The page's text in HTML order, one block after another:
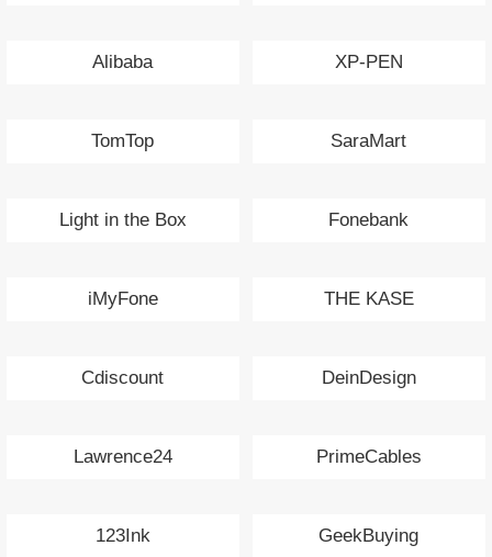
Alibaba XP-PEN
TomTop SaraMart
Light in the Box Fonebank
iMyFone THE KASE
Cdiscount DeinDesign
Lawrence24 PrimeCables
123Ink GeekBuying